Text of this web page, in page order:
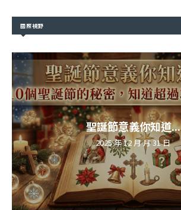
國際視野
聖誕節意義你知道...
2025 年 12 月 月 31 日